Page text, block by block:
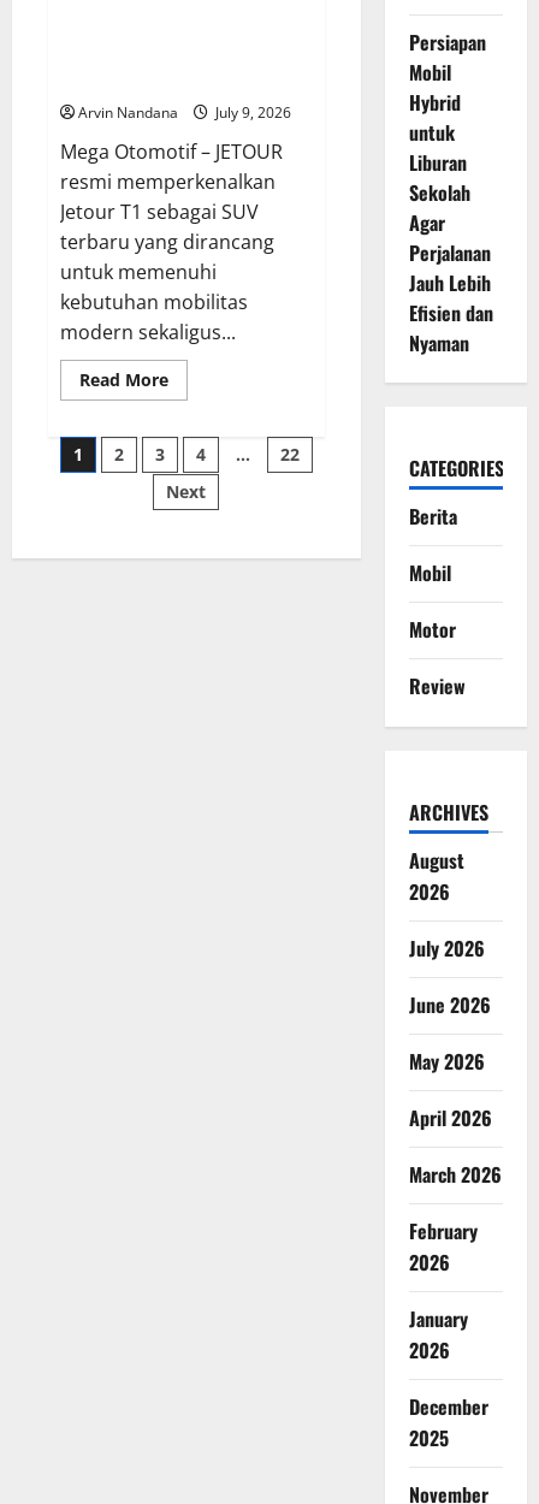
Arvin Nandana July 9, 2026
Mega Otomotif – JETOUR
resmi memperkenalkan
Jetour T1 sebagai SUV
terbaru yang dirancang
untuk memenuhi
kebutuhan mobilitas
modern sekaligus...
Read MoreRead
more
Resmi
Hadir
di
Bandung
Mulai
Posts
pagination
1 2 3 4 …
22
Next
Persiapan
Mobil
Hybrid
untuk
Liburan
Sekolah
Agar
Perjalanan
Jauh Lebih
Efisien dan
Nyaman
CATEGORIES
Berita
Mobil
Motor
Review
ARCHIVES
August
2026
July 2026
June 2026
May 2026
April 2026
March 2026
February
2026
January
2026
December
2025
November